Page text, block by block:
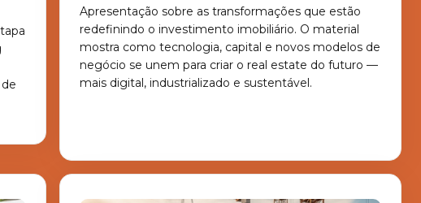
Apresentação sobre as transformações que estão
redefinindo o investimento imobiliário. O material
mostra como tecnologia, capital e novos modelos de
negócio se unem para criar o real estate do futuro —
mais digital, industrializado e sustentável.